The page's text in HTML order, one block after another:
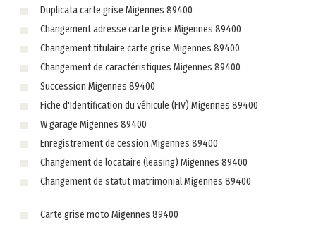
Duplicata carte grise Migennes 89400
Changement adresse carte grise Migennes 89400
Changement titulaire carte grise Migennes 89400
Changement de caractéristiques Migennes 89400
Succession Migennes 89400
Fiche d'Identification du véhicule (FIV) Migennes 89400
W garage Migennes 89400
Enregistrement de cession Migennes 89400
Changement de locataire (leasing) Migennes 89400
Changement de statut matrimonial Migennes 89400
Carte grise moto Migennes 89400